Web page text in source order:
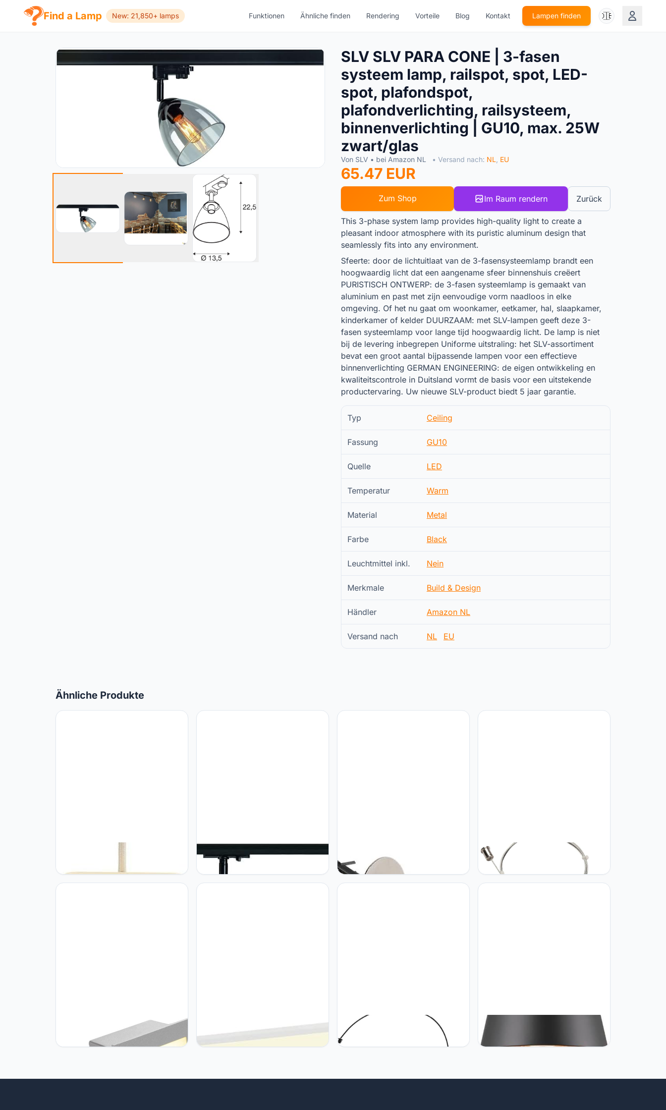
Find a Lamp New: 21,850+ lamps Funktionen Ähnliche finden Rendering Vorteile Blog Kontakt Lampen finden 🇩🇪
SLV SLV PARA CONE | 3-fasen
systeem lamp, railspot, spot, LED-
spot, plafondspot,
plafondverlichting, railsysteem,
binnenverlichting | GU10, max. 25W
zwart/glas
Von SLV • bei Amazon NL • Versand nach: NL EU
65.47 EUR
Zum Shop Im Raum rendern Zurück
This 3-phase system lamp provides high-quality light to create a
pleasant indoor atmosphere with its puristic aluminum design that
seamlessly fits into any environment.
Sfeerte: door de lichtuitlaat van de 3-fasensysteemlamp brandt een
hoogwaardig licht dat een aangename sfeer binnenshuis creëert
PURISTISCH ONTWERP: de 3-fasen systeemlamp is gemaakt van
aluminium en past met zijn eenvoudige vorm naadloos in elke
omgeving. Of het nu gaat om woonkamer, eetkamer, hal, slaapkamer,
kinderkamer of kelder DUURZAAM: met SLV-lampen geeft deze 3-
fasen systeemlamp voor lange tijd hoogwaardig licht. De lamp is niet
bij de levering inbegrepen Uniforme uitstraling: het SLV-assortiment
bevat een groot aantal bijpassende lampen voor een effectieve
binnenverlichting GERMAN ENGINEERING: de eigen ontwikkeling en
kwaliteitscontrole in Duitsland vormt de basis voor een uitstekende
productervaring. Uw nieuwe SLV-product biedt 5 jaar garantie.
Typ Ceiling
Fassung GU10
Quelle LED
Temperatur Warm
Material Metal
Farbe Black
Leuchtmittel inkl. Nein
Merkmale Build & Design
Händler Amazon NL
Versand nach NL EU
Ähnliche Produkte
SLV SLV pendelarmatuur
binnenverlichting, hangarmatuur
eetkamer, led, plafondarmatuur /
SLV SLV PARA CONE | 1-fase
systeem lamp, railspot, schijnwerper,
LED-spot, plafondspot,
plafondverlichting, railsysteem,
pendelarmatuur plafondmontage/wit
SLV SLV kabelsysteem TENSEO
kabelophanging/wit
SLV SLV wandinbouwarmatuur
GLENOS afdekking 200 voor lineair
profiel 2713 / plafond- en
SLV SLV PANLED LED-paneel voor
rasterplafonds, 620x620mm,
matwit, 4000K
SLV SLV staand armatuur FENDA
BOW BASIS E27 / binnenverlichting,
studiolamp, woonkamerlamp, deco-
SLV SLV Paddenstoel lamp Photoni